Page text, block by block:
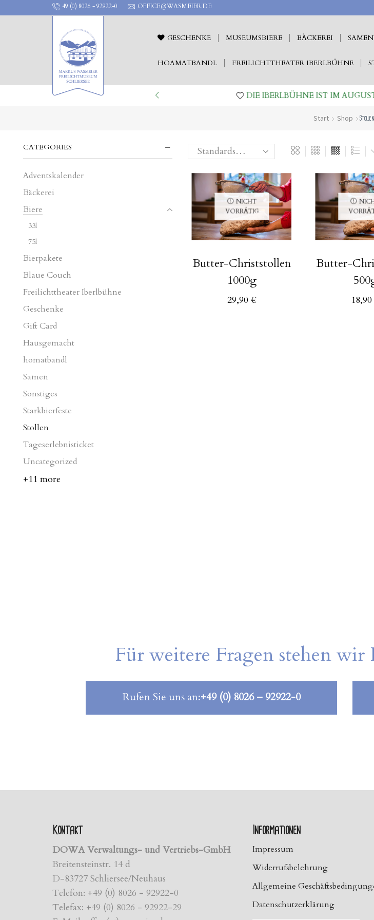
49 (0) 8026 - 92922-0 OFFICE@WASMEIER.DE
GESCHENKE MUSEUMSBIERE BÄCKEREI SAMEN
HOAMATBANDL FREILICHTTHEATER IBERLBÜHNE
! DIE IBERLBÜHNE IST IM
Start Shop Stollen
NICHT
VORRÄTIG
Butter-Christstollen
1000g
29,90 €
Butter-
18,90
CATEGORIES
Adventskalender
Bäckerei
Biere
33l
75l
Bierpakete
Blaue Couch
Freilichttheater Iberlbühne
Geschenke
Gift Card
Hausgemacht
homatbandl
Samen
Sonstiges
Starkbierfeste
Stollen
Tageserlebnisticket
Uncategorized
+11 more
Für weitere Fragen stehen
Rufen Sie uns an:+49 (0) 8026 – 92922-0
Kontakt
DOWA Verwaltungs- und Vertriebs-GmbH
Breitensteinstr. 14 d
D-83727 Schliersee/Neuhaus
Telefon: +49 (0) 8026 - 92922-0
Telefax: +49 (0) 8026 - 92922-29
Informationen
Impressum
Widerrufsbelehrung
Allgemeine
Datenschutzerklärung